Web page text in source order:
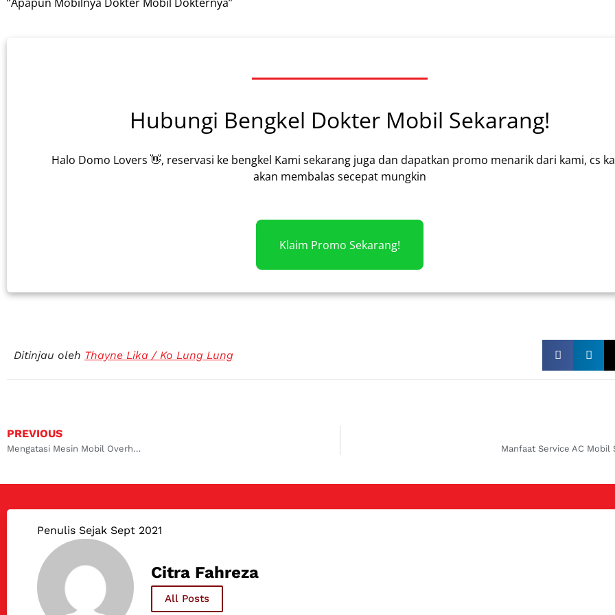
Hubungi Bengkel Dokter Mobil Sekarang!
Halo Domo Lovers 👋, reservasi ke bengkel Kami sekarang juga dan dapatkan promo menarik dari kami, cs
akan membalas secepat mungkin
Klaim Promo Sekarang!
Ditinjau oleh Thayne Lika / Ko Lung Lung
PREVIOUS
Mengatasi Mesin Mobil Overheat
Penulis Sejak Sept 2021
Citra Fahreza
All Posts